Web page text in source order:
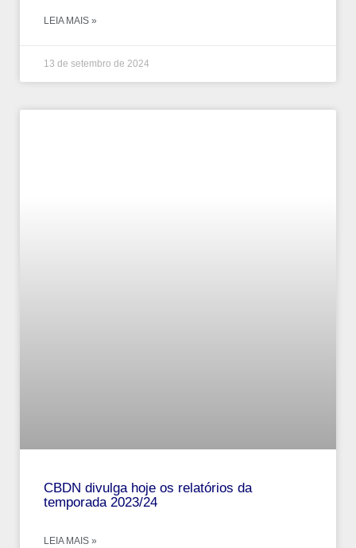
LEIA MAIS »
13 de setembro de 2024
CBDN divulga hoje os relatórios da
temporada 2023/24
LEIA MAIS »